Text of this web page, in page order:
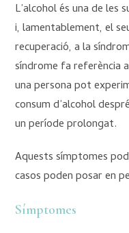
L’alcohol és una de les
i, lamentablement, el
recuperació, a la
síndrome fa referència
una persona pot
consum d’alcohol
un període prolongat.
Aquests símptomes
casos poden posar en
Símptomes